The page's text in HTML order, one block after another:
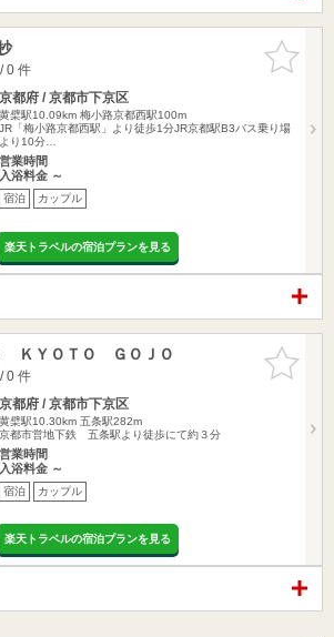
お気に入
りに追加
0 件
京都府 / 京都市下京区
黄檗駅10.09km 梅小路京都西駅100m
JR「梅小路京都西駅」より徒歩1分JR京都駅B3バス乗り場
より10分…
営業時間
入浴料金 ～
宿泊 カップル
楽天トラベルの宿泊プランを見る
お気に入
りに追加
ＫＹＯＴＯ ＧＯＪＯ
0 件
京都府 / 京都市下京区
黄檗駅10.30km 五条駅282m
京都市営地下鉄 五条駅より徒歩にて約３分
営業時間
入浴料金 ～
宿泊 カップル
楽天トラベルの宿泊プランを見る